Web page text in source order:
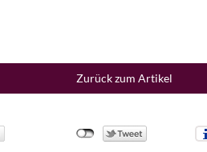
Zurück zum Artikel